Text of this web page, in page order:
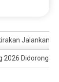
Jalankan
2026 Didorong